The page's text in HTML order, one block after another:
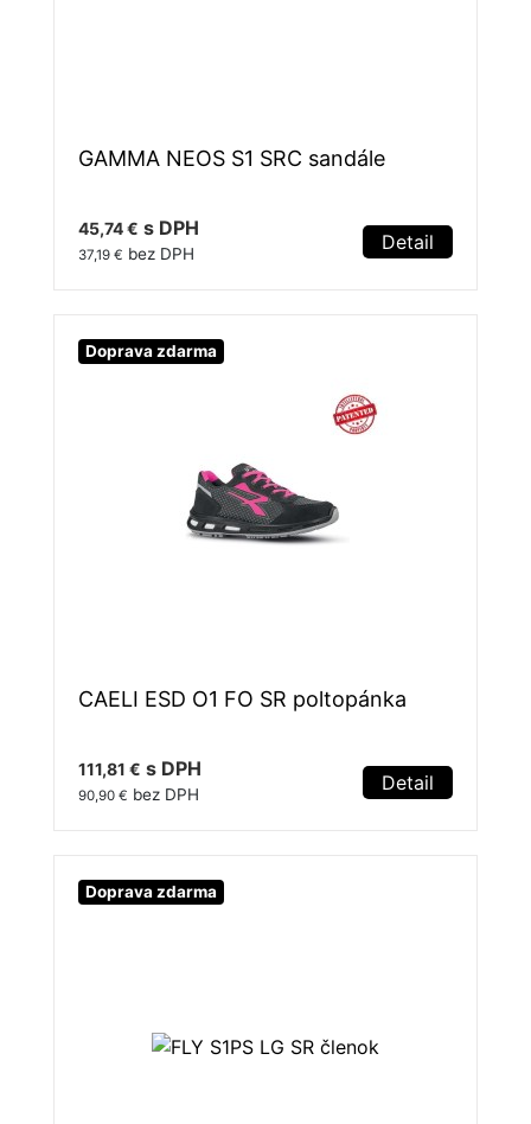
GAMMA NEOS S1 SRC sandále
45,74 € s DPH
37,19 € bez DPH Detail
Doprava zdarma
CAELI ESD O1 FO SR poltopánka
111,81 € s DPH
90,90 € bez DPH Detail
Doprava zdarma